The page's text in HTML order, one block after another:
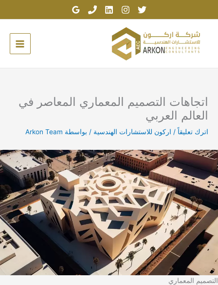
اتجاهات التصميم المعماري المعاصر في
العالم العربي
اترك تعليقاً / اركون للاستشارات الهندسية / بواسطة Arkon Team
التصميم المعماري